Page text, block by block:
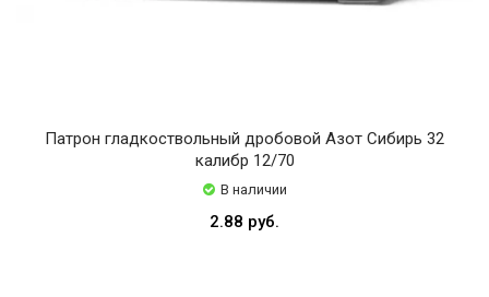
Патрон гладкоствольный дробовой Азот Сибирь 32
калибр 12/70
В наличии
2.88 руб.